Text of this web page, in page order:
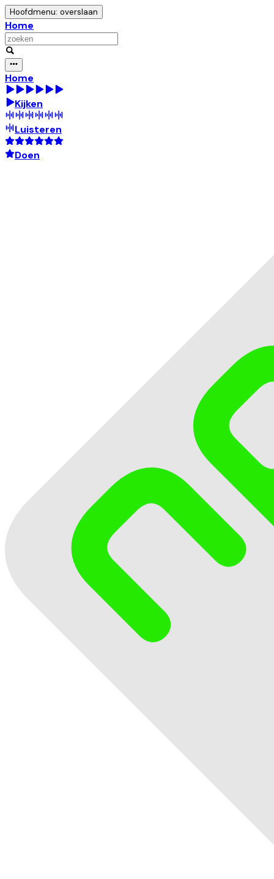
Hoofdmenu: overslaan
Home
Home
Kijken
Luisteren
Doen